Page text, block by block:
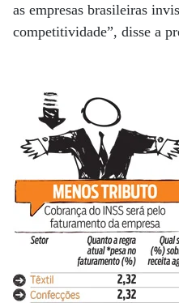
as empresas brasileiras
competitividade”, disse a